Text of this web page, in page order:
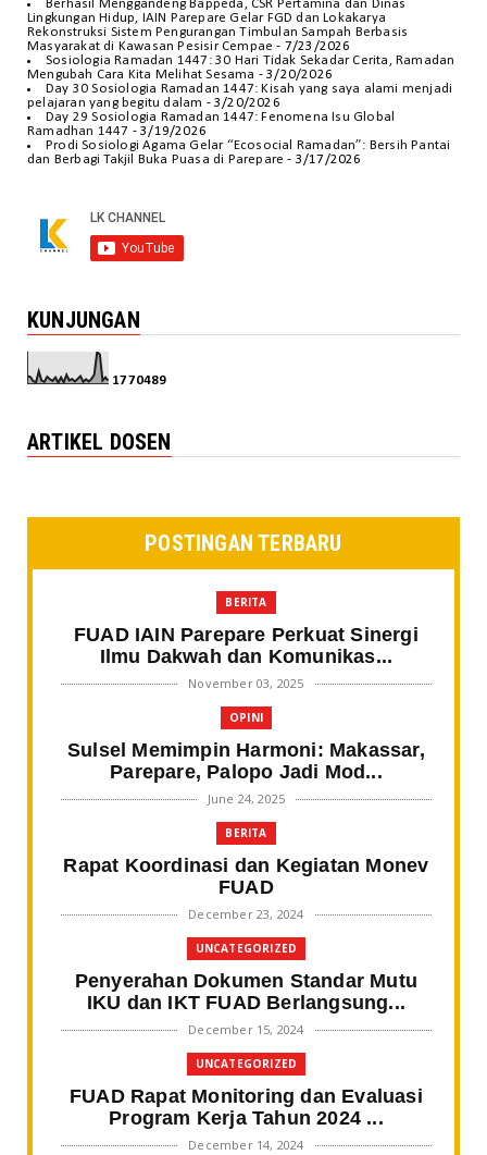
Berhasil Menggandeng Bappeda, CSR Pertamina dan Dinas
Lingkungan Hidup, IAIN Parepare Gelar FGD dan Lokakarya
Rekonstruksi Sistem Pengurangan Timbulan Sampah Berbasis
Masyarakat di Kawasan Pesisir Cempae - 7/23/2026
Sosiologia Ramadan 1447: 30 Hari Tidak Sekadar Cerita, Ramadan
Mengubah Cara Kita Melihat Sesama - 3/20/2026
Day 30 Sosiologia Ramadan 1447: Kisah yang saya alami menjadi
pelajaran yang begitu dalam - 3/20/2026
Day 29 Sosiologia Ramadan 1447: Fenomena Isu Global
Ramadhan 1447 - 3/19/2026
Prodi Sosiologi Agama Gelar “Ecosocial Ramadan”: Bersih Pantai
dan Berbagi Takjil Buka Puasa di Parepare - 3/17/2026
KUNJUNGAN
1770489
ARTIKEL DOSEN
POSTINGAN TERBARU
BERITA
FUAD IAIN Parepare Perkuat Sinergi
Ilmu Dakwah dan Komunikas...
November 03, 2025
OPINI
Sulsel Memimpin Harmoni: Makassar,
Parepare, Palopo Jadi Mod...
June 24, 2025
BERITA
Rapat Koordinasi dan Kegiatan Monev
FUAD
December 23, 2024
UNCATEGORIZED
Penyerahan Dokumen Standar Mutu
IKU dan IKT FUAD Berlangsung...
December 15, 2024
UNCATEGORIZED
FUAD Rapat Monitoring dan Evaluasi
Program Kerja Tahun 2024 ...
December 14, 2024